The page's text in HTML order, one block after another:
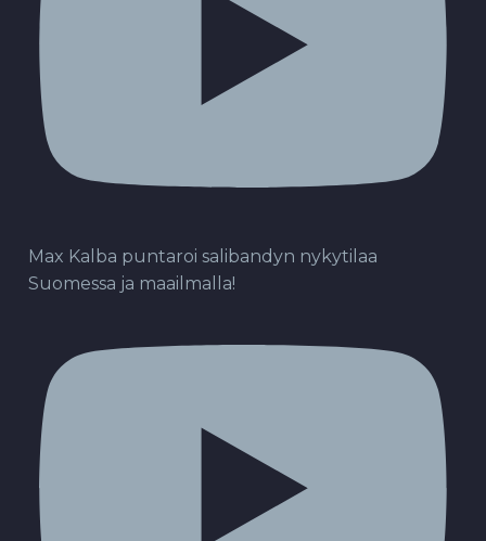
Max Kalba puntaroi salibandyn nykytilaa
Suomessa ja maailmalla!